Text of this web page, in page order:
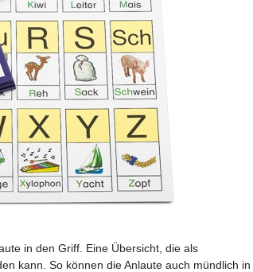
in den Griff. Eine Übersicht, die als
kann. So können die Anlaute auch mündlich in